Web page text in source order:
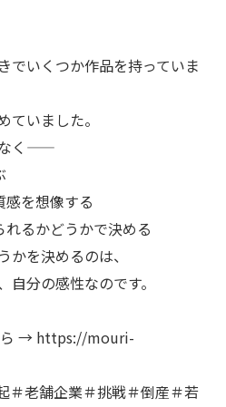
でいくつか作品を持っていま
ていました。
なく——
感を想像する
れるかどうかで決める
かを決めるのは、
分の感性なのです。
ら → https://mouri-
＃老舗企業＃挑戦＃倒産＃若